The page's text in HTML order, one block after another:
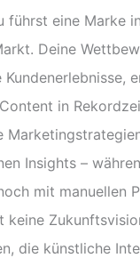
führst eine Marke
Deine
in
Insights –
mit manuellen
keine
die künstliche